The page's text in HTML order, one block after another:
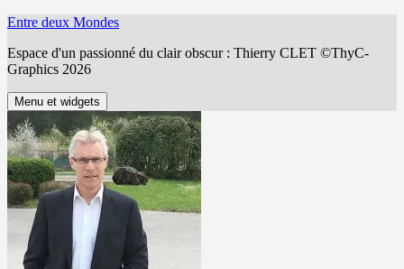
Aller
contenu
Entre deux Mondes
Espace d'un passionné du clair obscur : Thierry CLET ©ThyC-
Graphics 2026
Menu et widgets